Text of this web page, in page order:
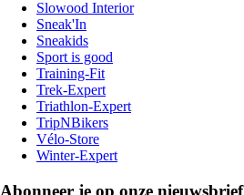
Slowood Interior
Sneak'In
Sneakids
Sport is good
Training-Fit
Trek-Expert
Triathlon-Expert
TripNBikers
Vélo-Store
Winter-Expert
Abonneer je op onze nieuwsbrief